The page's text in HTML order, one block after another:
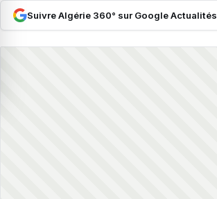
Suivre Algérie 360° sur Google Actualités